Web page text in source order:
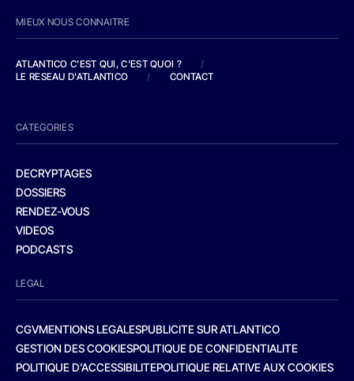
MIEUX NOUS CONNAITRE
ATLANTICO C'EST QUI, C'EST QUOI ?
/
LE RESEAU D'ATLANTICO
/ CONTACT
CATEGORIES
DECRYPTAGES
DOSSIERS
RENDEZ-VOUS
VIDEOS
PODCASTS
LEGAL
CGVMENTIONS LEGALESPUBLICITE SUR ATLANTICO
GESTION DES COOKIESPOLITIQUE DE CONFIDENTIALITE
POLITIQUE D’ACCESSIBILITEPOLITIQUE RELATIVE AUX COOKIES